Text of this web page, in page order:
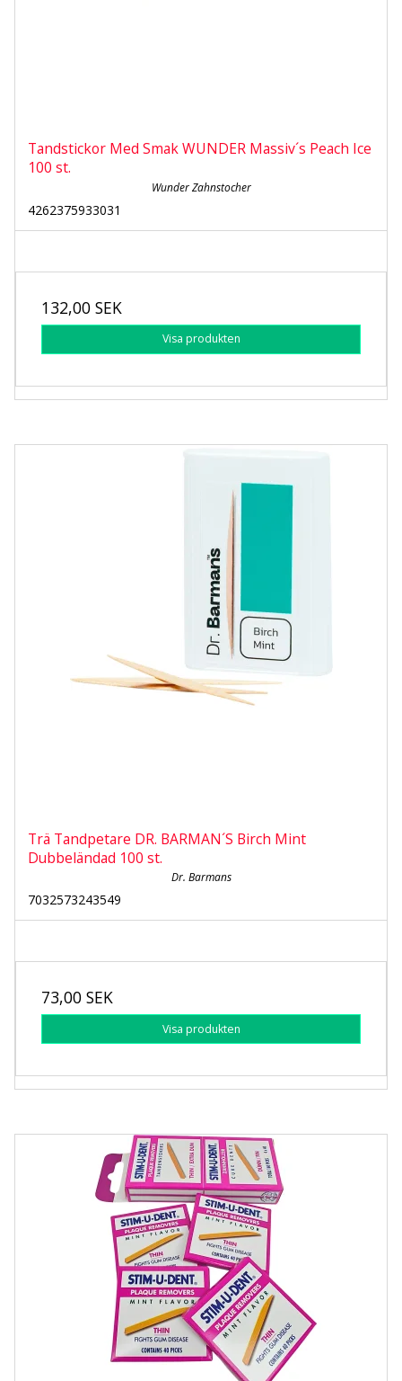
Tandstickor Med Smak WUNDER Massiv´s Peach Ice
100 st.
Wunder Zahnstocher
4262375933031
132,00 SEK
Visa produkten
Trä Tandpetare DR. BARMAN´S Birch Mint
Dubbeländad 100 st.
Dr. Barmans
7032573243549
73,00 SEK
Visa produkten